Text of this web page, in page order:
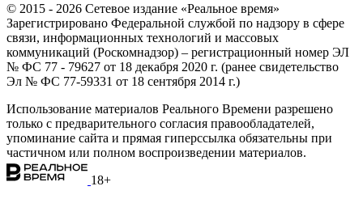
© 2015 - 2026 Сетевое издание «Реальное время»
Зарегистрировано Федеральной службой по надзору в сфере
связи, информационных технологий и массовых
коммуникаций (Роскомнадзор) – регистрационный номер ЭЛ
№ ФС 77 - 79627 от 18 декабря 2020 г. (ранее свидетельство
Эл № ФС 77-59331 от 18 сентября 2014 г.)
Использование материалов Реального Времени разрешено
только с предварительного согласия правообладателей,
упоминание сайта и прямая гиперссылка обязательны при
частичном или полном воспроизведении материалов.
18+